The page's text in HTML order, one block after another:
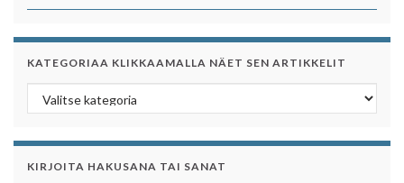
KATEGORIAA KLIKKAAMALLA NÄET SEN ARTIKKELIT
Kategoriaa klikkaamalla näet sen artikkelit
KIRJOITA HAKUSANA TAI SANAT